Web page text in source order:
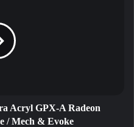
Acryl GPX-A Radeon
/ Mech & Evoke